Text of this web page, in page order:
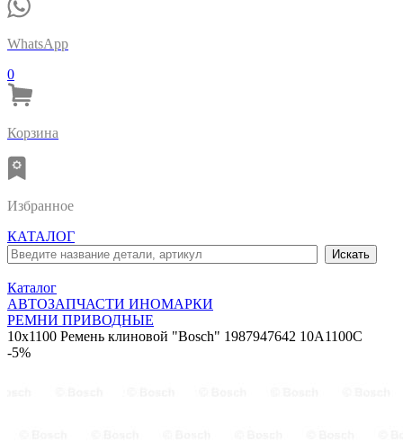
WhatsApp
0
Корзина
Избранное
КАТАЛОГ
Каталог
АВТОЗАПЧАСТИ ИНОМАРКИ
РЕМНИ ПРИВОДНЫЕ
10x1100 Ремень клиновой "Bosch" 1987947642 10A1100C
-5%